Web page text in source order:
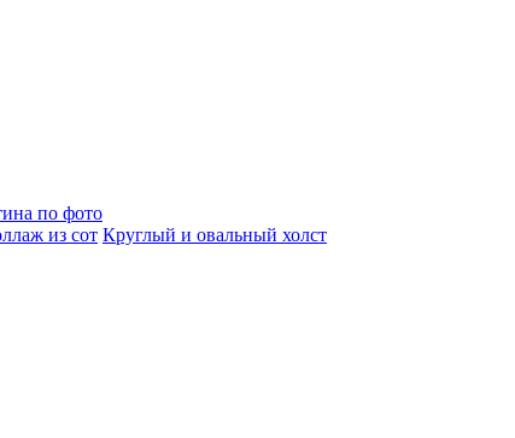
по фото
из сот Круглый и овальный холст